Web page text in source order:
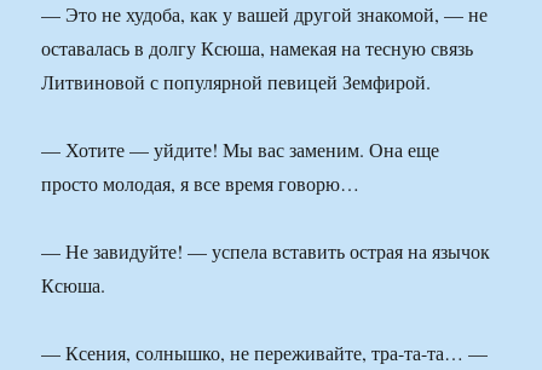
— Это не худоба, как у вашей другой знакомой, — не
оставалась в долгу Ксюша, намекая на тесную связь
Литвиновой с популярной певицей Земфирой.
— Хотите — уйдите! Мы вас заменим. Она еще
просто молодая, я все время говорю…
— Не завидуйте! — успела вставить острая на язычок
Ксюша.
— Ксения, солнышко, не переживайте, тра-та-та… —